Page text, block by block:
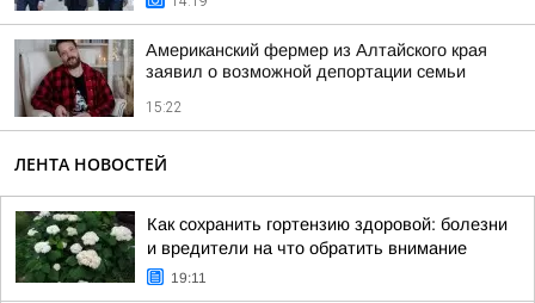
Американский фермер из Алтайского края
заявил о возможной депортации семьи
15:22
ЛЕНТА НОВОСТЕЙ
Как сохранить гортензию здоровой: болезни
и вредители на что обратить внимание
19:11